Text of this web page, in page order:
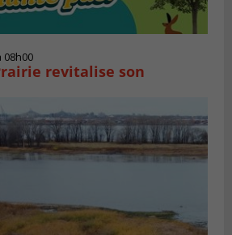
08h00
revitalise son